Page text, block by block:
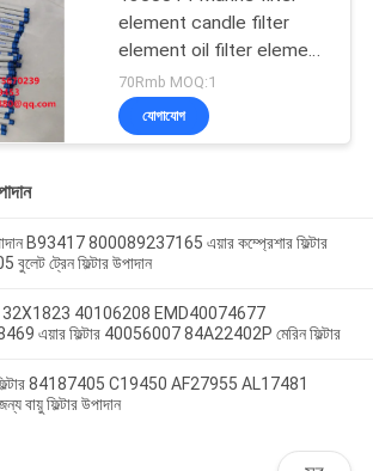
element candle filter
element oil filter element
marine filter element
export quality filter
70Rmb MOQ:1
যোগাযোগ
B93417 800089237165 এয়ার কম্প্রেশার ফিল্টার
ট্রেন ফিল্টার উপাদান
GE132X1823 40106208 EMD40074677
এয়ার ফিল্টার 40056007 84A22402P মেরিন ফিল্টার
ফিল্টার 84187405 C19450 AF27955 AL17481
বায়ু ফিল্টার উপাদান